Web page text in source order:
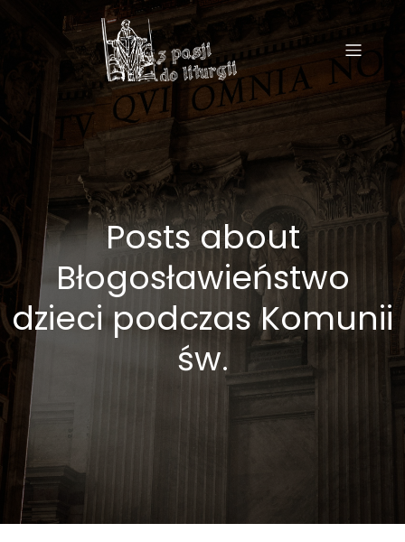
Posts about
Błogosławieństwo
dzieci podczas Komunii
św.